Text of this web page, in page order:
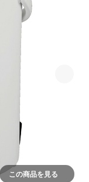
この商品を見る